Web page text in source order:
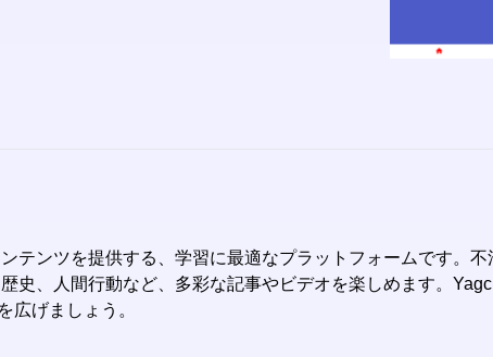
テンツを提供する、学習に最適なプラットフォームです。
史、人間行動など、多彩な記事やビデオを楽しめます。
広げましょう。